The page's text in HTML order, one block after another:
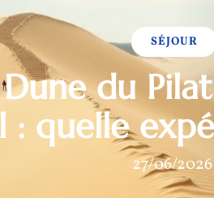
SÉJOUR
du
: quelle
27/06/2026